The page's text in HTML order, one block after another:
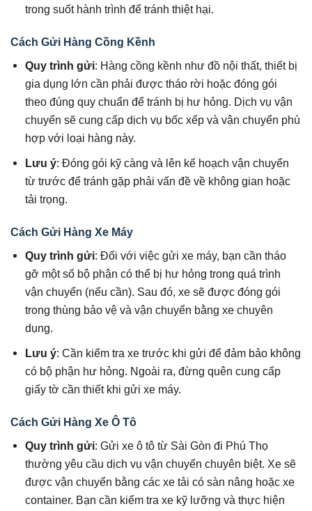
trong suốt hành trình để tránh thiệt hại.
Cách Gửi Hàng Cồng Kềnh
Quy trình gửi: Hàng cồng kềnh như đồ nội thất, thiết bị
gia dụng lớn cần phải được tháo rời hoặc đóng gói
theo đúng quy chuẩn để tránh bị hư hỏng. Dịch vụ vận
chuyển sẽ cung cấp dịch vụ bốc xếp và vận chuyển phù
hợp với loại hàng này.
Lưu ý: Đóng gói kỹ càng và lên kế hoạch vận chuyển
từ trước để tránh gặp phải vấn đề về không gian hoặc
tải trọng.
Cách Gửi Hàng Xe Máy
Quy trình gửi: Đối với việc gửi xe máy, bạn cần tháo
gỡ một số bộ phận có thể bị hư hỏng trong quá trình
vận chuyển (nếu cần). Sau đó, xe sẽ được đóng gói
trong thùng bảo vệ và vận chuyển bằng xe chuyên
dụng.
Lưu ý: Cần kiểm tra xe trước khi gửi để đảm bảo không
có bộ phận hư hỏng. Ngoài ra, đừng quên cung cấp
giấy tờ cần thiết khi gửi xe máy.
Cách Gửi Hàng Xe Ô Tô
Quy trình gửi: Gửi xe ô tô từ Sài Gòn đi Phú Thọ
thường yêu cầu dịch vụ vận chuyển chuyên biệt. Xe sẽ
được vận chuyển bằng các xe tải có sàn nâng hoặc xe
container. Bạn cần kiểm tra xe kỹ lưỡng và thực hiện